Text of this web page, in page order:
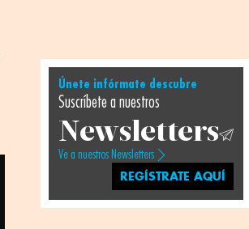
Únete infórmate descubre
Suscríbete a nuestros
Newsletters
Ve a nuestros Newsletters
REGÍSTRATE AQUÍ